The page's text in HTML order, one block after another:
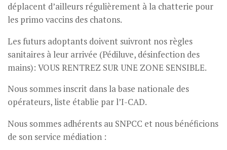
déplacent d’ailleurs régulièrement à la chatterie pour
les primo vaccins des chatons.
Les futurs adoptants doivent suivront nos règles
sanitaires à leur arrivée (Pédiluve, désinfection des
mains): VOUS RENTREZ SUR UNE ZONE SENSIBLE.
Nous sommes inscrit dans la base nationale des
opérateurs, liste établie par l’I-CAD.
Nous sommes adhérents au SNPCC et nous bénéficions
de son service médiation :